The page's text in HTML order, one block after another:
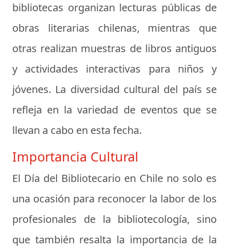
bibliotecas organizan lecturas públicas de
obras literarias chilenas, mientras que
otras realizan muestras de libros antiguos
y actividades interactivas para niños y
jóvenes. La diversidad cultural del país se
refleja en la variedad de eventos que se
llevan a cabo en esta fecha.
Importancia Cultural
El Día del Bibliotecario en Chile no solo es
una ocasión para reconocer la labor de los
profesionales de la bibliotecología, sino
que también resalta la importancia de la